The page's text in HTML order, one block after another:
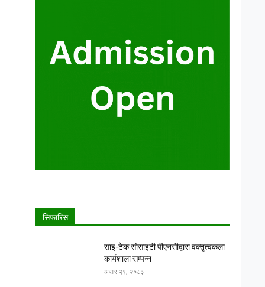
सिफारिस
साइ-टेक सोसाइटी पीएनसीद्वारा वक्तृत्वकला
कार्यशाला सम्पन्न
असार २९, २०८३